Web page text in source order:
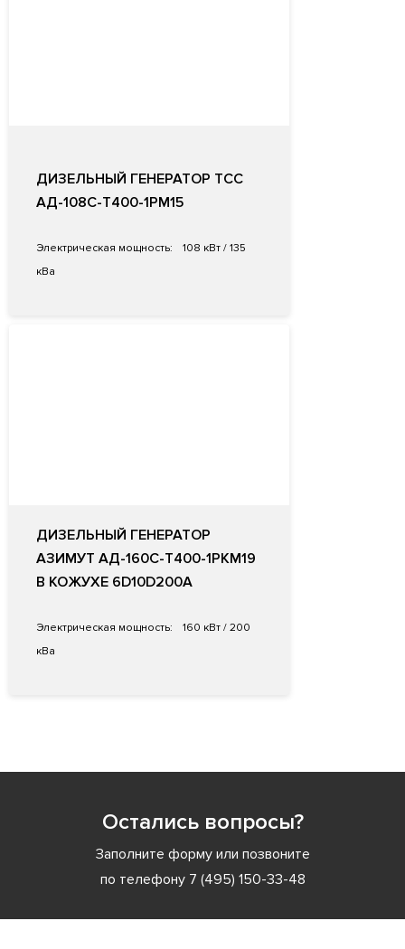
ДИЗЕЛЬНЫЙ ГЕНЕРАТОР ТСС
АД-108C-Т400-1РМ15
Электрическая мощность:
108 кВт / 135
кВа
ДИЗЕЛЬНЫЙ ГЕНЕРАТОР
АЗИМУТ АД-160С-Т400-1РКМ19
В КОЖУХЕ 6D10D200A
Электрическая мощность:
160 кВт / 200
кВа
Остались вопросы?
Заполните форму или позвоните
по телефону 7 (495) 150-33-48